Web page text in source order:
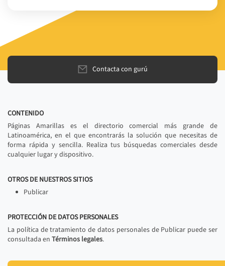
Contacta con gurú
CONTENIDO
Páginas Amarillas es el directorio comercial más grande de
Latinoamérica, en el que encontrarás la solución que necesitas de
forma rápida y sencilla. Realiza tus búsquedas comerciales desde
cualquier lugar y dispositivo.
OTROS DE NUESTROS SITIOS
Publicar
PROTECCIÓN DE DATOS PERSONALES
La política de tratamiento de datos personales de Publicar puede ser
consultada en Términos legales.